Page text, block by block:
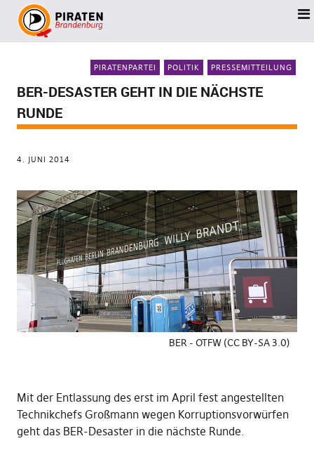
PIRATENPARTEI POLITIK PRESSEMITTEILUNG
BER-DESASTER GEHT IN DIE NÄCHSTE
RUNDE
4. JUNI 2014
BER - OTFW (CC BY-SA 3.0)
Mit der Entlassung des erst im April fest angestellten
Technikchefs Großmann wegen Korruptionsvorwürfen
geht das BER-Desaster in die nächste Runde.